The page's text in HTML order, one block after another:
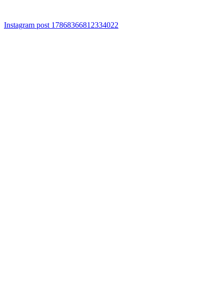
Instagram post 17868366812334022